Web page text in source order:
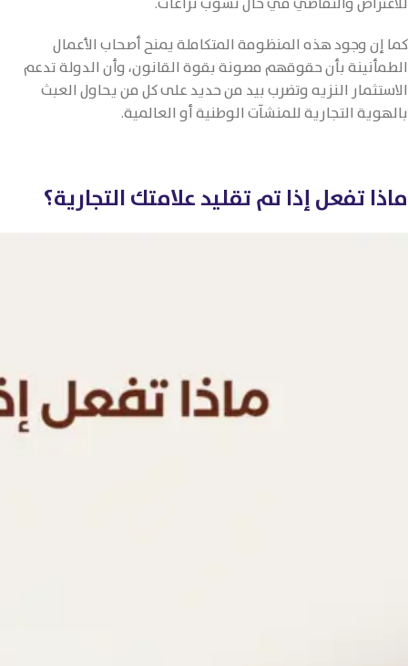
كما إن وجود هذه المنظومة المتكاملة يمنح أصحاب الأعمال
الطمأنينة بأن حقوقهم مصونة بقوة القانون، وأن الدولة تدعم
الاستثمار النزيه وتضرب بيد من حديد على كل من يحاول العبث
بالهوية التجارية للمنشآت الوطنية أو العالمية.
ماذا تفعل إذا تم تقليد علامتك التجارية؟